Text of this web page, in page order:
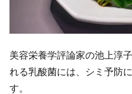
美容栄養学評論家の池上淳
れる乳酸菌には、シミ予防
す。